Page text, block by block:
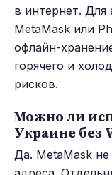
в интернет. Для
MetaMask или
офлайн-
горячего и
рисков.
Можно ли
Украине без
Да. MetaMask не